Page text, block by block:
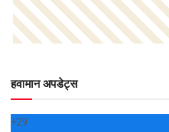
हवामान अपडेट्स
+29